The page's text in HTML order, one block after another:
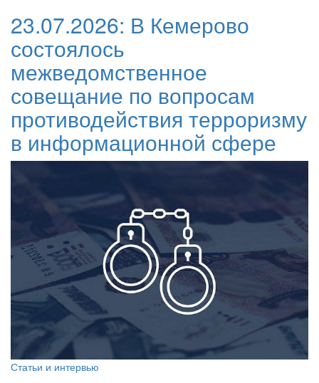
23.07.2026: В Кемерово
состоялось
межведомственное
совещание по вопросам
противодействия терроризму
в информационной сфере
Статьи и интервью